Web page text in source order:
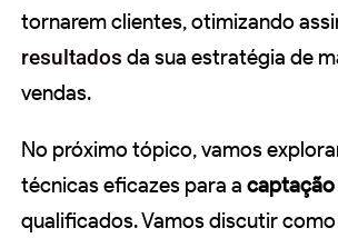
tornarem clientes, otimizando
resultados da sua estratégia de
vendas.
No próximo tópico, vamos
técnicas eficazes para a captação
qualificados. Vamos discutir